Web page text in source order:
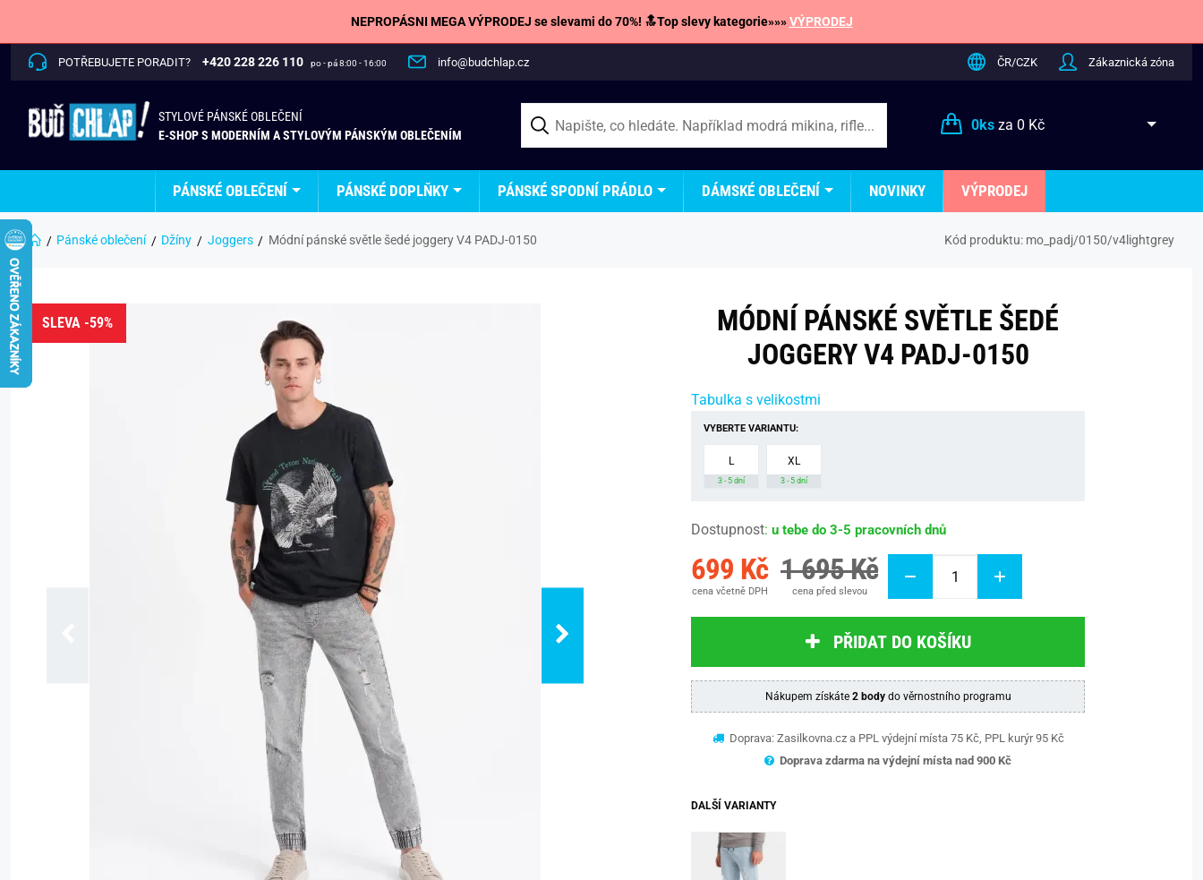
NEPROPÁSNI MEGA VÝPRODEJ se slevami do 70%! 🔝Top slevy kategorie»»»VÝPRODEJ
POTŘEBUJETE PORADIT? +420 228 226 110 po - pá 8:00 - 16:00 info@budchlap.cz ČR/CZK Zákaznická zóna
STYLOVÉ PÁNSKÉ OBLEČENÍ
E-SHOP S MODERNÍM A STYLOVÝM PÁNSKÝM OBLEČENÍM
0ksza 0 Kč
PÁNSKÉ OBLEČENÍ PÁNSKÉ DOPLŇKY PÁNSKÉ SPODNÍ PRÁDLO DÁMSKÉ OBLEČENÍ NOVINKY VÝPRODEJ
Pánské oblečení Džíny Joggers Módní pánské světle šedé joggery V4 PADJ-0150 Kód produktu: mo_padj/0150/v4lightgrey
SLEVA -59%
MÓDNÍ PÁNSKÉ SVĚTLE ŠEDÉ
JOGGERY V4 PADJ-0150
Tabulka s velikostmi
VYBERTE VARIANTU:
L
3 - 5 dní
XL
3 - 5 dní
Dostupnost: u tebe do 3-5 pracovních dnů
699 Kč
cena včetně DPH
1 695 Kč
cena před slevou
PŘIDAT DO KOŠÍKU
Nákupem získáte 2 bodydo věrnostního programu
Doprava: Zasilkovna.cz a PPL výdejní místa 75 Kč, PPL kurýr 95 Kč
Doprava zdarma na výdejní místa nad 900 Kč
DALŠÍ VARIANTY